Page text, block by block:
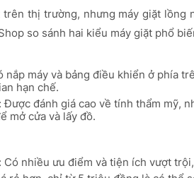
thị trường, nhưng máy giặt lồng
so sánh hai kiểu máy giặt phổ
nắp máy và bảng điều khiển ở phía
hạn chế.
Được đánh giá cao về tính thẩm mỹ,
mở cửa và lấy đồ.
Có nhiều ưu điểm và tiện ích vượt